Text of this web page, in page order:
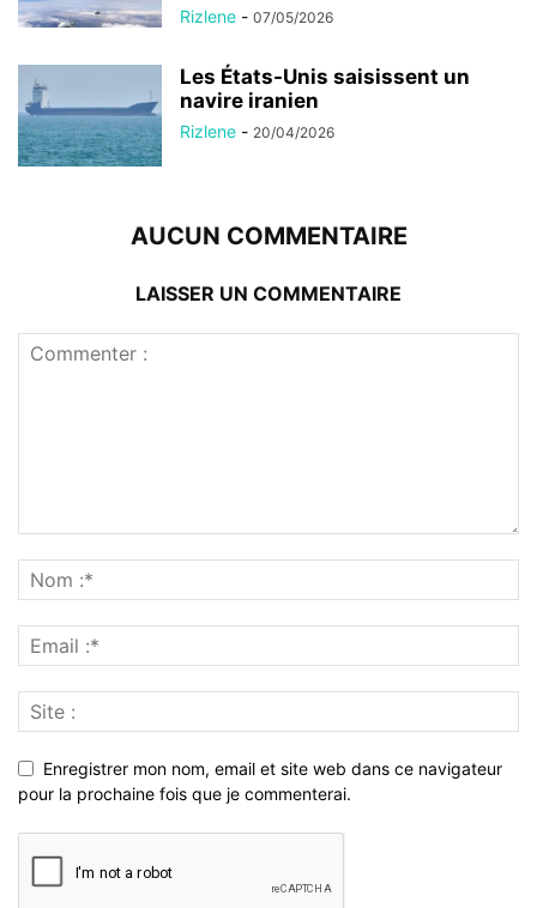
Rizlene - 07/05/2026
Les États-Unis saisissent un
navire iranien
Rizlene - 20/04/2026
AUCUN COMMENTAIRE
LAISSER UN COMMENTAIRE
Enregistrer mon nom, email et site web dans ce navigateur
pour la prochaine fois que je commenterai.